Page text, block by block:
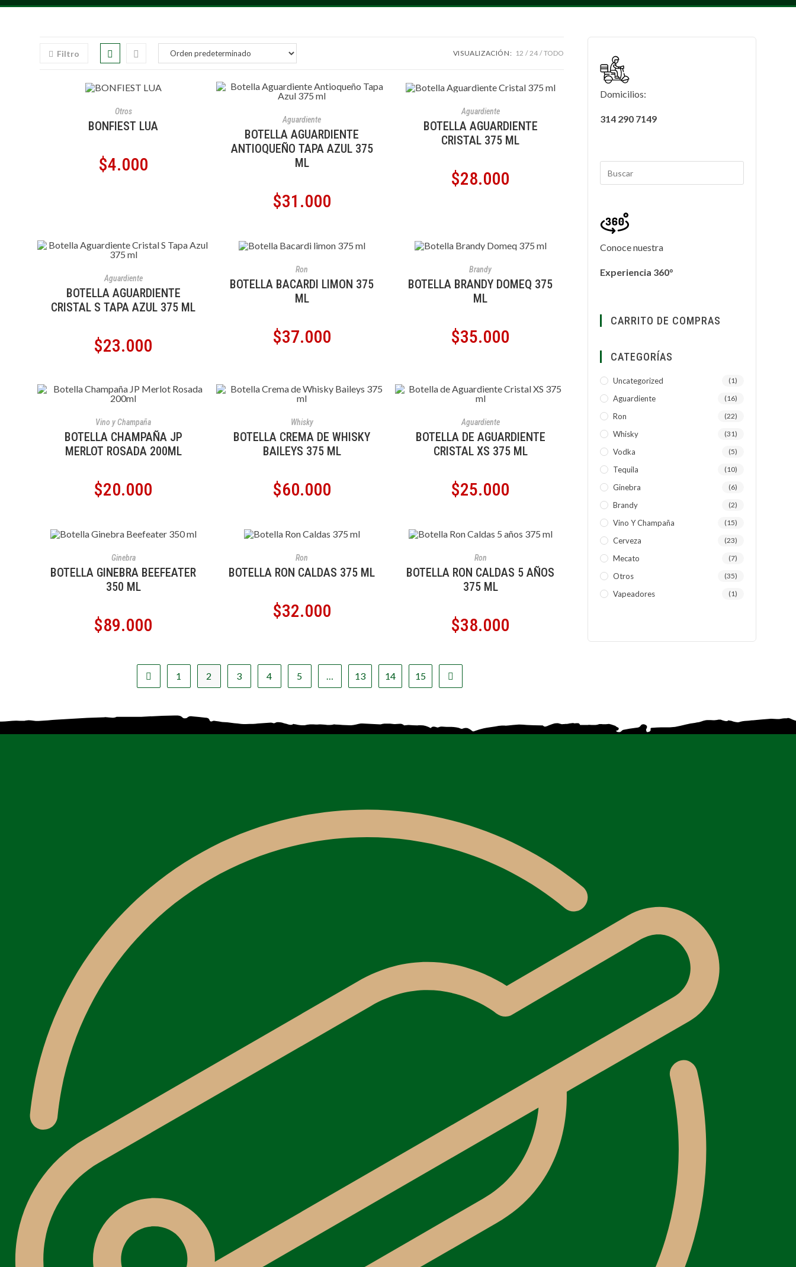
Filtro VISUALIZACIÓN: 12 24 TODO
Otros
BONFIEST LUA
$4.000
Aguardiente
BOTELLA AGUARDIENTE
ANTIOQUEÑO TAPA AZUL 375
ML
$31.000
Aguardiente
BOTELLA AGUARDIENTE
CRISTAL 375 ML
$28.000
Aguardiente
BOTELLA AGUARDIENTE
CRISTAL S TAPA AZUL 375 ML
$23.000
Ron
BOTELLA BACARDI LIMON 375
ML
$37.000
Brandy
BOTELLA BRANDY DOMEQ 375
ML
$35.000
Vino y Champaña
BOTELLA CHAMPAÑA JP
MERLOT ROSADA 200ML
$20.000
Whisky
BOTELLA CREMA DE WHISKY
BAILEYS 375 ML
$60.000
Aguardiente
BOTELLA DE AGUARDIENTE
CRISTAL XS 375 ML
$25.000
Ginebra
BOTELLA GINEBRA BEEFEATER
350 ML
$89.000
Ron
BOTELLA RON CALDAS 375 ML
$32.000
Ron
BOTELLA RON CALDAS 5 AÑOS
375 ML
$38.000
1 2 3 4 5 … 13 14 15
Domicilios:
314 290 7149
Conoce nuestra
Experiencia 360°
CARRITO DE COMPRAS
CATEGORÍAS
Uncategorized (1)
Aguardiente (16)
Ron (22)
Whisky (31)
Vodka (5)
Tequila (10)
Ginebra (6)
Brandy (2)
Vino Y Champaña (15)
Cerveza (23)
Mecato (7)
Otros (35)
Vapeadores (1)